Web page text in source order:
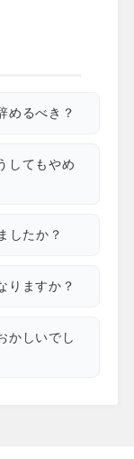
めるべき？
してもやめ
したか？
りますか？
かしいでし